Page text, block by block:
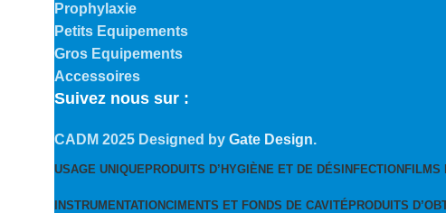
Prophylaxie
Petits Equipements
Gros Equipements
Accessoires
Suivez nous sur :
CADM 2025 Designed by Gate Design.
USAGE UNIQUEPRODUITS D’HYGIÈNE ET DE DÉSINFECTIONFILMS
INSTRUMENTATIONCIMENTS ET FONDS DE CAVITÉPRODUITS